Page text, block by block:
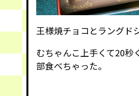
王様焼チョコとラングド
むちゃんこ上手くて20秒
部食べちゃった。